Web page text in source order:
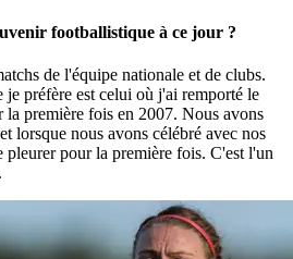
footballistique à ce jour ?
de l'équipe nationale et de clubs.
je préfère est celui où j'ai remporté le
la première fois en 2007. Nous avons
lorsque nous avons célébré avec nos
pleurer pour la première fois. C'est l'un